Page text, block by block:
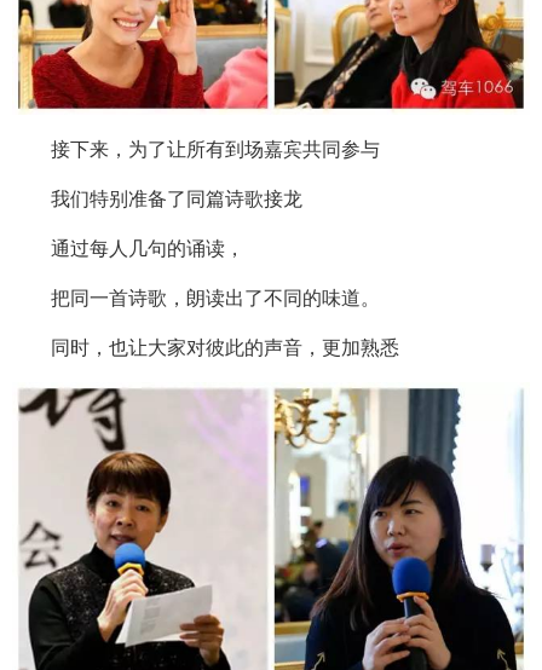
接下来，为了让所有到场嘉宾共同参与
我们特别准备了同篇诗歌接龙
通过每人几句的诵读，
把同一首诗歌，朗读出了不同的味道。
同时，也让大家对彼此的声音，更加熟悉